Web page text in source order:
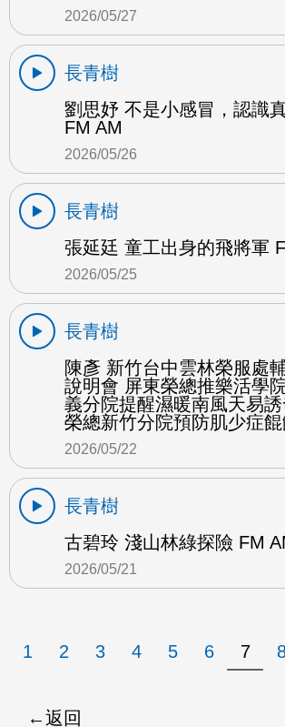
2026/05/27
長青樹
劉思妤 不是小感冒，認識
FM AM
2026/05/26
長青樹
張延廷 童工出身的飛將軍
2026/05/25
長青樹
陳彥 新竹台中雲林榮服處
說明會 屏東榮總推樂活學
義分院提醒濕暖南風天易
榮總新竹分院預防肌少症
2026/05/22
長青樹
古碧玲 淺山林綠探險 FM
2026/05/21
1 2 3 4 5 6 7
返回